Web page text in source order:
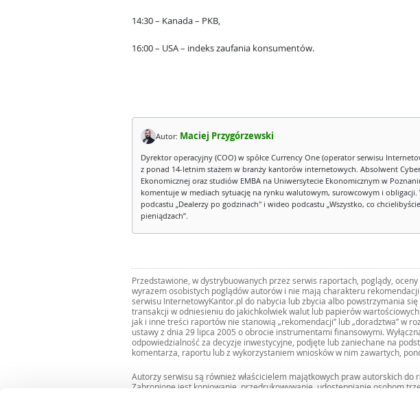
14:30 – Kanada – PKB,
16:00 – USA – indeks zaufania konsumentów.
Autor: Maciej Przygórzewski
Dyrektor operacyjny (COO) w spółce Currency One (operator serwisu
z ponad 14-letnim stażem w branży kantorów internetowych. Absolwent
Ekonomicznej oraz studiów EMBA na Uniwersytecie Ekonomicznym w
komentuje w mediach sytuację na rynku walutowym, surowcowym i obligacji.
podcastu „Dealerzy po godzinach" i wideo podcastu „Wszystko, co
pieniądzach”.
Przedstawione, w dystrybuowanych przez serwis raportach, poglądy, oceny
wyrazem osobistych poglądów autorów i nie mają charakteru
serwisu InternetowyKantor.pl do nabycia lub zbycia albo powstrzymania się
transakcji w odniesieniu do jakichkolwiek walut lub papierów
jak i inne treści raportów nie stanowią „rekomendacji” lub „doradztwa” w
ustawy z dnia 29 lipca 2005 o obrocie instrumentami finansowymi.
odpowiedzialność za decyzje inwestycyjne, podjęte lub zaniechane na
komentarza, raportu lub z wykorzystaniem wniosków w nim zawartych,
Autorzy serwisu są również właścicielem majątkowych praw autorskich do
Zabronione jest kopiowanie, przedrukowywanie, udostępnianie osobom